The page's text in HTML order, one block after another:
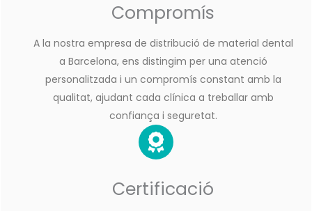
Compromís
A la nostra empresa de distribució de material dental
a Barcelona, ens distingim per una atenció
personalitzada i un compromís constant amb la
qualitat, ajudant cada clínica a treballar amb
confiança i seguretat.
Certificació